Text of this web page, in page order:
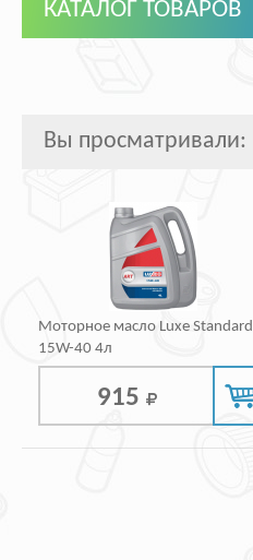
КАТАЛОГ ТОВАРОВ
Вы просматривали:
Моторное масло Luxe Standard
15W-40 4л
915